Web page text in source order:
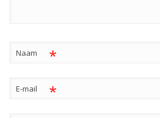
Naam *
E-mail *